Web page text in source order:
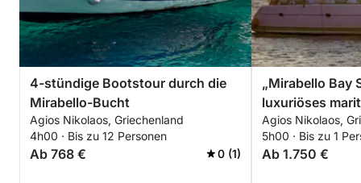
4-stündige Bootstour durch die
Mirabello-Bucht
Agios Nikolaos, Griechenland
4h00 · Bis zu 12 Personen
Ab 768 € 0 (1)
„Mirabello Bay
luxuriöses
Agios Nikolaos,
5h00 · Bis zu 1
Ab 1.750 €